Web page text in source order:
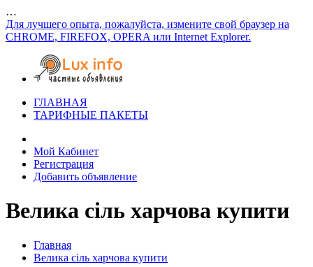
…
Для лучшего опыта, пожалуйста, измените свой браузер на
CHROME, FIREFOX, OPERA или Internet Explorer.
ГЛАВНАЯ
ТАРИФНЫЕ ПАКЕТЫ
Мой Кабинет
Регистрация
Добавить объявление
Велика сіль харчова купити
Главная
Велика сіль харчова купити